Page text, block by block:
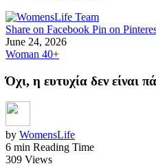
Share on Facebook Pin on
June 24, 2026
Woman 40+
Όχι, η ευτυχία δεν είναι
by WomensLife
6 min Reading Time
309 Views